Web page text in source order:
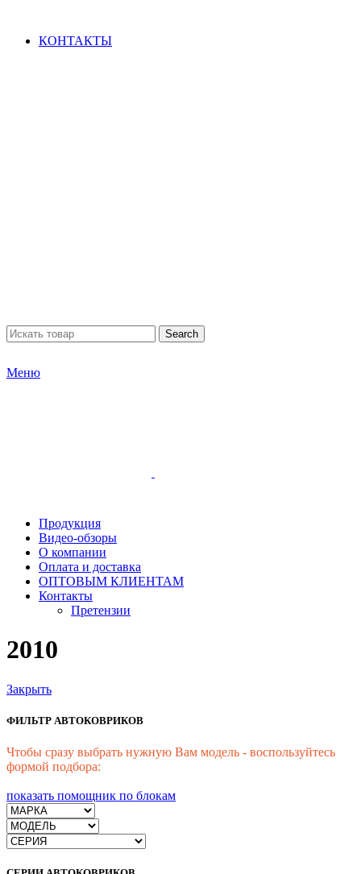
КОНТАКТЫ
Search
Меню
Продукция
Видео-обзоры
О компании
Оплата и доставка
ОПТОВЫМ КЛИЕНТАМ
Контакты
Претензии
2010
Закрыть
ФИЛЬТР АВТОКОВРИКОВ
Чтобы сразу выбрать нужную Вам модель - воспользуйтесь
формой подбора:
показать помощник по блокам